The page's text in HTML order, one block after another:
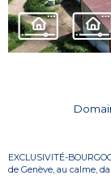
EXCLUSIVITÉ-
de Genève, au calme,